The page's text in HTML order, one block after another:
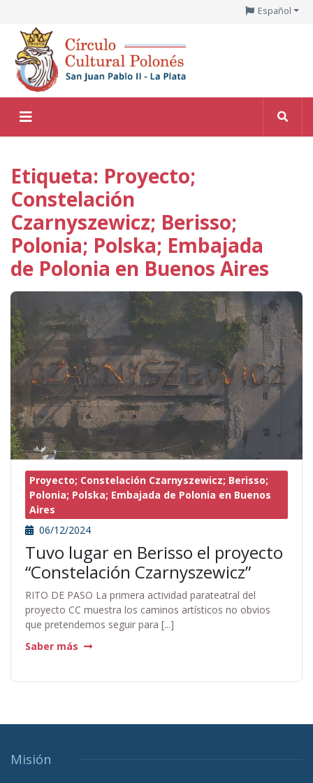
Español
Etiqueta: Proyecto;
Constelación
Czarnyszewicz; Berisso;
Polonia; Polska; Embajada
de Polonia en Buenos Aires
Proyecto; Constelación Czarnyszewicz; Berisso;
Polonia; Polska; Embajada de Polonia en Buenos
Aires
06/12/2024
Tuvo lugar en Berisso el proyecto
“Constelación Czarnyszewicz”
RITO DE PASO La primera actividad parateatral del
proyecto CC muestra los caminos artísticos no obvios
que pretendemos seguir para [...]
Saber más
Misión